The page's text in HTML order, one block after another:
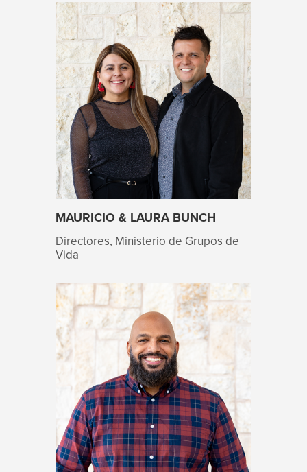
MAURICIO & LAURA BUNCH
Directores, Ministerio de Grupos de
Vida